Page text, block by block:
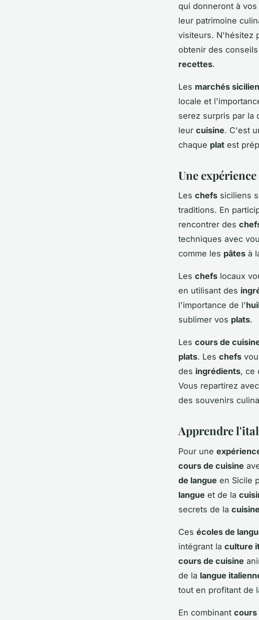
qui donneront à vos
leur patrimoine
visiteurs. N'hésitez
obtenir des
recettes.
Les marchés
locale et
serez surpris par la
leur cuisine. C'est
chaque plat est
Une
Les chefs siciliens
traditions. En
rencontrer des
techniques avec
comme les pâtes à
Les chefs locaux
en utilisant des
l'importance de l'
sublimer vos plats.
Les cours de
plats. Les chefs
des ingrédients, ce
Vous repartirez
des souvenirs
Apprendre
Pour une
cours de cuisine
de langue en Sicile
langue et de la
secrets de la
Ces écoles de
intégrant la culture
cours de cuisine
de la langue
tout en profitant de
En combinant cours